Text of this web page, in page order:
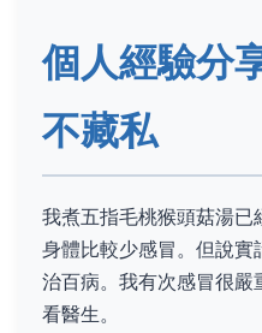
個人經驗分
不藏私
我煮五指毛桃猴頭菇湯已
身體比較少感冒。但說
治百病。我有次感冒很
看醫生。